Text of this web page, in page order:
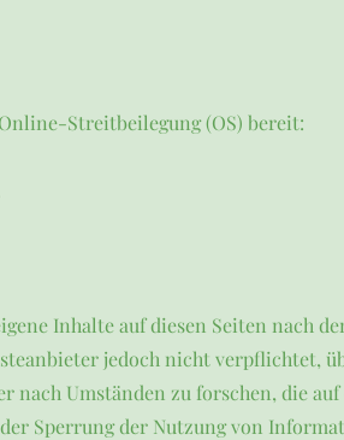
Streitbeilegung (OS) bereit:
Inhalte auf diesen Seiten nach
jedoch nicht verpflichtet,
nach Umständen zu forschen, die
Sperrung der Nutzung von